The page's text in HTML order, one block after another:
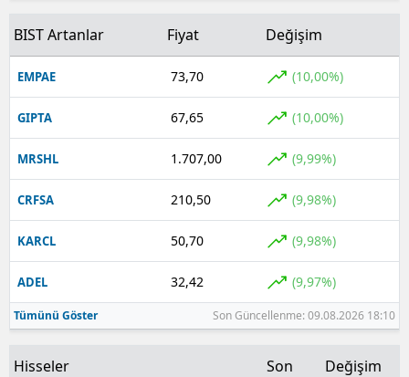
BIST Artanlar Fiyat Değişim
EMPAE 73,70 (10,00%)
GIPTA 67,65 (10,00%)
MRSHL 1.707,00 (9,99%)
CRFSA 210,50 (9,98%)
KARCL 50,70 (9,98%)
ADEL 32,42 (9,97%)
Tümünü Göster Son Güncellenme: 09.08.2026 18:10
Hisseler Son Değişim